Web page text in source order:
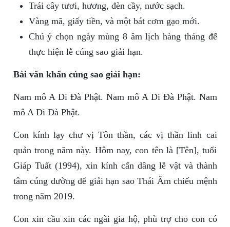
Trái cây tươi, hương, đèn cầy, nước sạch.
Vàng mã, giấy tiền, và một bát cơm gạo mới.
Chú ý chọn ngày mùng 8 âm lịch hàng tháng để
thực hiện lễ cúng sao giải hạn.
Bài văn khấn cúng sao giải hạn:
Nam mô A Di Đà Phật. Nam mô A Di Đà Phật. Nam
mô A Di Đà Phật.
Con kính lạy chư vị Tôn thần, các vị thần linh cai
quản trong năm này. Hôm nay, con tên là [Tên], tuổi
Giáp Tuất (1994), xin kính cẩn dâng lễ vật và thành
tâm cúng dường để giải hạn sao Thái Âm chiếu mệnh
trong năm 2019.
Con xin cầu xin các ngài gia hộ, phù trợ cho con có